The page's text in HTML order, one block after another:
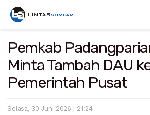
Pemkab
Minta Tambah DAU
Pemerintah Pusat
Selasa, 30 Juni 2026 | 21:24